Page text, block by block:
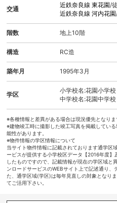
交通
近鉄奈良線東花園/
近鉄奈良線河内花園
階数 地上10階
構造 RC造
築年月 1995年3月
学区
小学校名:花園小学校
中学校名:花園中学校
※各種情報と差異がある場合は現況優先となりま
※建物竣工時に撮影した竣工写真を掲載してい
能性があります。
※物件情報の学区情報について
当サイト物件情報に記載されております通学区
ービスが提供する小学校区データ【2016年度
したものですので、記載情報が現在の学区域と
ンロードサービスのWEBサイト上で記述通り、
た、通学区域(学区)は毎年見直しの対象となり
てご活用下さい。